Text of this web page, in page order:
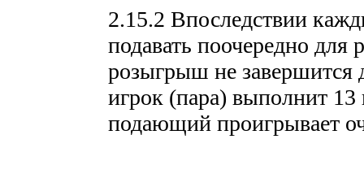
2.15.2 Впоследствии
подавать поочередно
розыгрыш не
игрок (пара) выполнит 13
подающий проигрывает